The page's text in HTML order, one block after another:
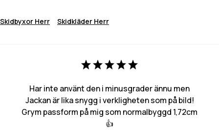
Skidbyxor Herr Skidkläder Herr
Har inte använt den i minusgrader ännu men
Jackan är lika snygg i verkligheten som på bild!
Grym passform på mig som normalbyggd 1,72cm
👍